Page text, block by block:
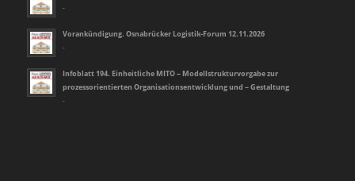
-
Vorankündigung. Osnabrücker Logistik-Forum 12.11.2026
-
Infoblatt 194. Einheitliche MITO – Modellstrukturvorgabe zur
prozessorientierten Organisationsentwicklung und – Gestaltung
-